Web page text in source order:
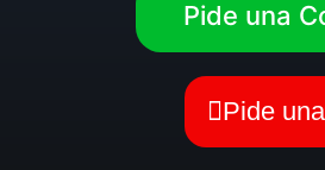
Pide una
Pide